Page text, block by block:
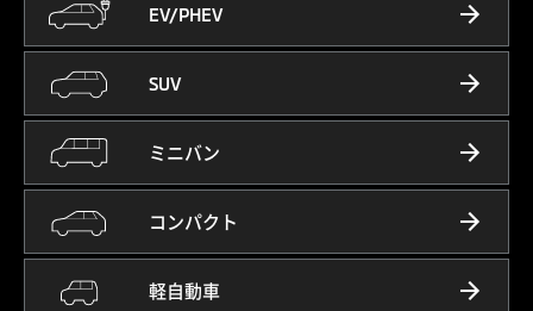
EV/PHEV
SUV
ミニバン
コンパクト
軽自動車